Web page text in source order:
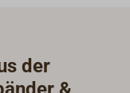
der